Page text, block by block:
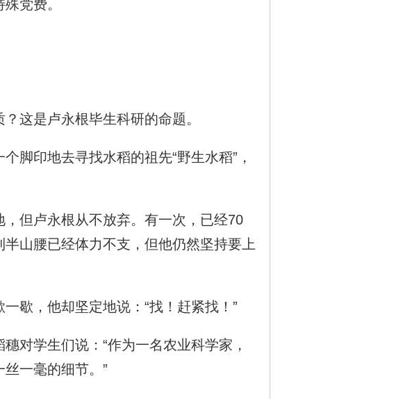
党费。
这是卢永根毕生科研的命题。
印地去寻找水稻的祖先“野生水稻”，
但卢永根从不放弃。有一次，已经70
山腰已经体力不支，但他仍然坚持要上
，他却坚定地说：“找！赶紧找！”
学生们说：“作为一名农业科学家，
一毫的细节。”